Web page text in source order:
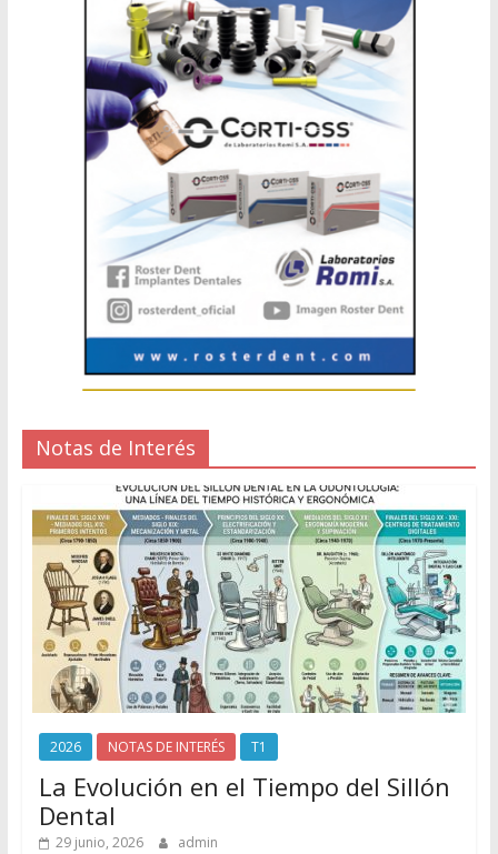
Notas de Interés
2026 NOTAS DE INTERÉS T1
La Evolución en el Tiempo del Sillón
Dental
29 junio, 2026 admin